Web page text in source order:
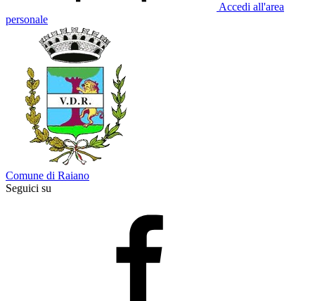
Accedi all'area
personale
Comune di Raiano
Seguici su